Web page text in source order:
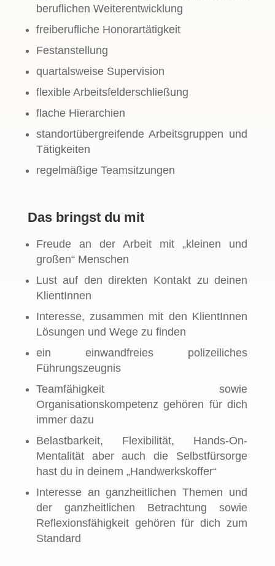
beruflichen Weiterentwicklung
freiberufliche Honorartätigkeit
Festanstellung
quartalsweise Supervision
flexible Arbeitsfelderschließung
flache Hierarchien
standortübergreifende Arbeitsgruppen und
Tätigkeiten
regelmäßige Teamsitzungen
Das bringst du mit
Freude an der Arbeit mit „kleinen und
großen“ Menschen
Lust auf den direkten Kontakt zu deinen
KlientInnen
Interesse, zusammen mit den KlientInnen
Lösungen und Wege zu finden
ein einwandfreies polizeiliches
Führungszeugnis
Teamfähigkeit sowie
Organisationskompetenz gehören für dich
immer dazu
Belastbarkeit, Flexibilität, Hands-On-
Mentalität aber auch die Selbstfürsorge
hast du in deinem „Handwerkskoffer“
Interesse an ganzheitlichen Themen und
der ganzheitlichen Betrachtung sowie
Reflexionsfähigkeit gehören für dich zum
Standard